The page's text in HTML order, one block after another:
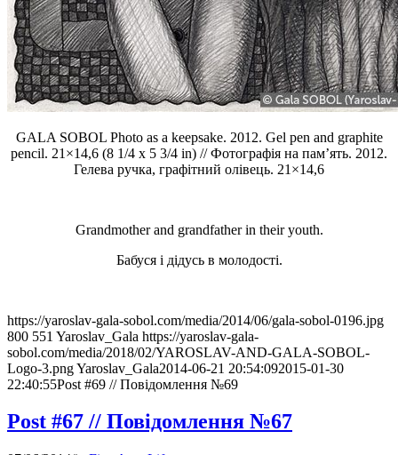
GALA SOBOL Photo as a keepsake. 2012. Gel pen and graphite
pencil. 21×14,6 (8 1/4 x 5 3/4 in) // Фотографія на пам’ять. 2012.
Гелева ручка, графітний олівець. 21×14,6
Grandmother and grandfather in their youth.
Бабуся і дідусь в молодості.
https://yaroslav-gala-sobol.com/media/2014/06/gala-sobol-0196.jpg
800 551 Yaroslav_Gala https://yaroslav-gala-
sobol.com/media/2018/02/YAROSLAV-AND-GALA-SOBOL-
Logo-3.pngYaroslav_Gala2014-06-21 20:54:092015-01-30
22:40:55Post #69 // Повідомлення №69
Post #67 // Повідомлення №67